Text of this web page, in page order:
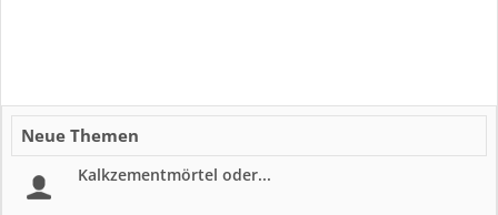
Neue Themen
Kalkzementmörtel oder...